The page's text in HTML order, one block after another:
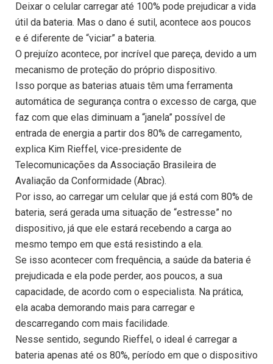
Deixar o celular carregar até 100% pode prejudicar a vida
útil da bateria. Mas o dano é sutil, acontece aos poucos
e é diferente de “viciar” a bateria.
O prejuízo acontece, por incrível que pareça, devido a um
mecanismo de proteção do próprio dispositivo.
Isso porque as baterias atuais têm uma ferramenta
automática de segurança contra o excesso de carga, que
faz com que elas diminuam a “janela” possível de
entrada de energia a partir dos 80% de carregamento,
explica Kim Rieffel, vice-presidente de
Telecomunicações da Associação Brasileira de
Avaliação da Conformidade (Abrac).
Por isso, ao carregar um celular que já está com 80% de
bateria, será gerada uma situação de “estresse” no
dispositivo, já que ele estará recebendo a carga ao
mesmo tempo em que está resistindo a ela.
Se isso acontecer com frequência, a saúde da bateria é
prejudicada e ela pode perder, aos poucos, a sua
capacidade, de acordo com o especialista. Na prática,
ela acaba demorando mais para carregar e
descarregando com mais facilidade.
Nesse sentido, segundo Rieffel, o ideal é carregar a
bateria apenas até os 80%, período em que o dispositivo